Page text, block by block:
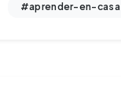
#aprender-en-casa